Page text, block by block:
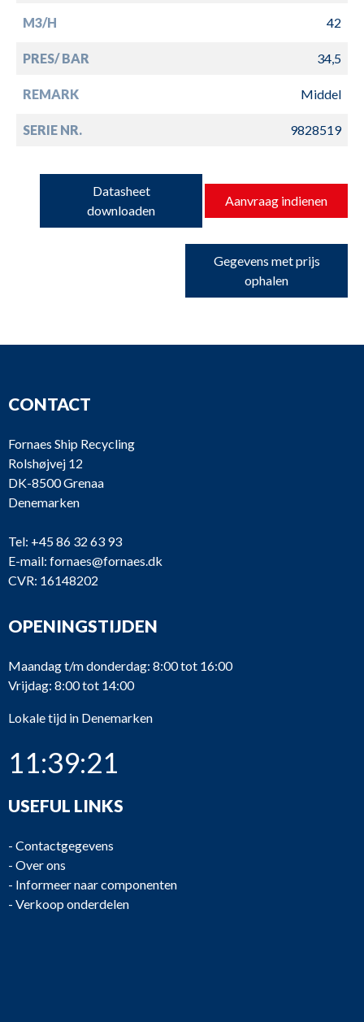
M3/H 42
PRES/ BAR 34,5
REMARK Middel
SERIE NR. 9828519
Datasheet
downloaden
Aanvraag indienen
Gegevens met prijs
ophalen
CONTACT
Fornaes Ship Recycling
Rolshøjvej 12
DK-8500 Grenaa
Denemarken
Tel: +45 86 32 63 93
E-mail: fornaes@fornaes.dk
CVR: 16148202
OPENINGSTIJDEN
Maandag t/m donderdag: 8:00 tot 16:00
Vrijdag: 8:00 tot 14:00
Lokale tijd in Denemarken
11:39:21
USEFUL LINKS
- Contactgegevens
- Over ons
- Informeer naar componenten
- Verkoop onderdelen